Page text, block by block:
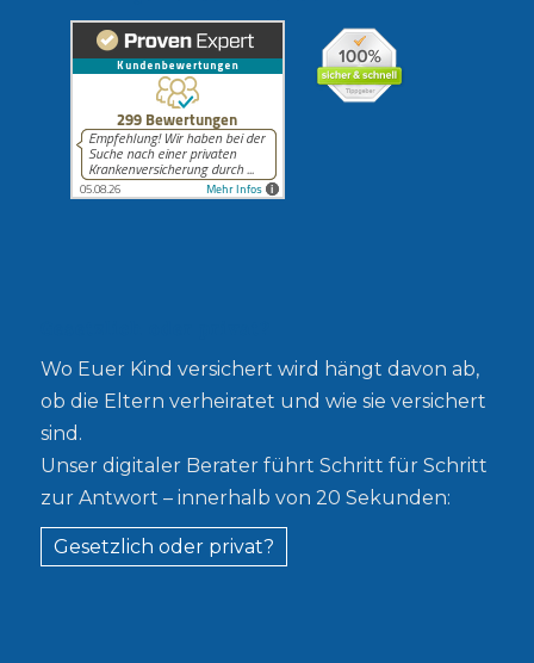
Wo Euer Kind versichert wird hängt davon ab,
ob die Eltern verheiratet und wie sie versichert
sind.
Unser digitaler Berater führt Schritt für Schritt
zur Antwort – innerhalb von 20 Sekunden:
Gesetzlich oder privat?